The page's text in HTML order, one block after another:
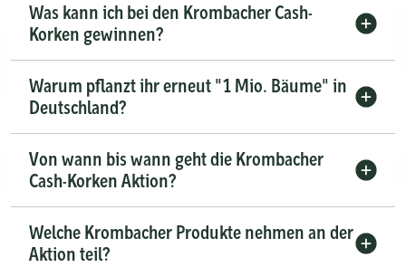
Was kann ich bei den Krombacher Cash-
Korken gewinnen?
Warum pflanzt ihr erneut "1 Mio. Bäume" in
Deutschland?
Von wann bis wann geht die Krombacher
Cash-Korken Aktion?
Welche Krombacher Produkte nehmen an der
Aktion teil?